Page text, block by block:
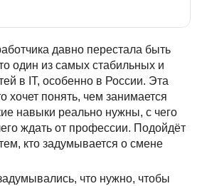
давно перестала быть
один из самых стабильных и
в IT, особенно в России. Эта
хочет понять, чем занимается
навыки реально нужны, с чего
ждать от профессии. Подойдёт
кто задумывается о смене
что нужно, чтобы